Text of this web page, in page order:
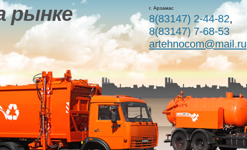
рынке г. Арзамас
8(83147) 2-44-82,
8(83147) 7-68-53
artehnocom@mail.ru